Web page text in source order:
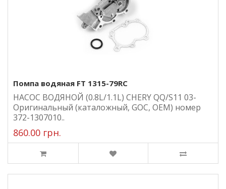
Помпа водяная FT 1315-79RC
НАСОС ВОДЯНОЙ (0.8L/1.1L) CHERY QQ/S11 03-
Оригинальный (каталожный, GOC, ОЕМ) номер
372-1307010..
860.00 грн.